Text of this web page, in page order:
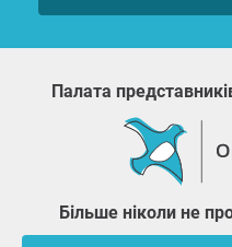
Палата
Більше ніколи не